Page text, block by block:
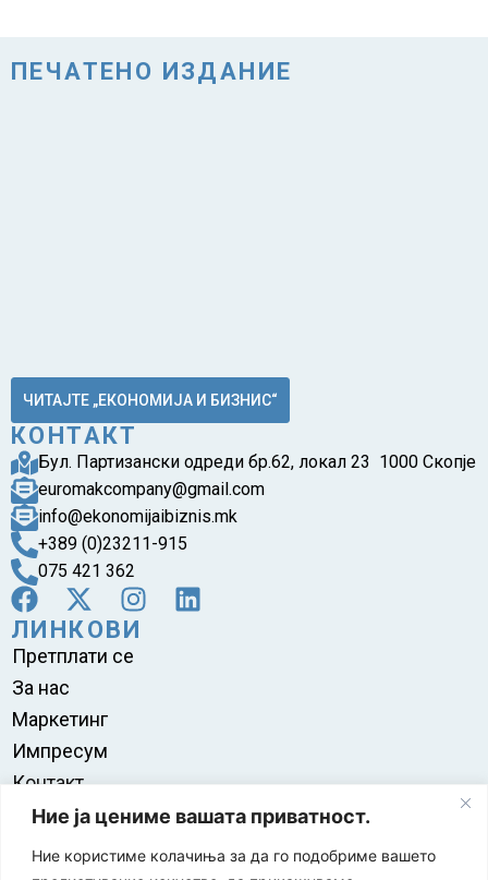
Ние ја цениме вашата приватност.
Ние користиме колачиња за да го подобриме вашето
ПЕЧАТЕНО ИЗДАНИЕ
ЧИТАЈТЕ „ЕКОНОМИЈА И БИЗНИС“
КОНТАКТ
Бул. Партизански одреди бр.62, локал 23 1000 Скопје
euromakcompany@gmail.com
info@ekonomijaibiznis.mk
+389 (0)23211-915
075 421 362
ЛИНКОВИ
Претплати се
За нас
Маркетинг
Импресум
Контакт
Правила на користење